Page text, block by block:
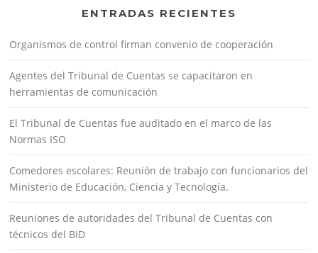
ENTRADAS RECIENTES
Organismos de control firman convenio de cooperación
Agentes del Tribunal de Cuentas se capacitaron en
herramientas de comunicación
El Tribunal de Cuentas fue auditado en el marco de las
Normas ISO
Comedores escolares: Reunión de trabajo con funcionarios del
Ministerio de Educación, Ciencia y Tecnología.
Reuniones de autoridades del Tribunal de Cuentas con
técnicos del BID